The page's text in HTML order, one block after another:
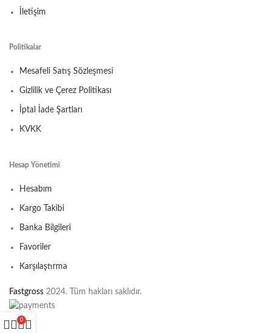
İletişim
Politikalar
Mesafeli Satış Sözleşmesi
Gizlilik ve Çerez Politikası
İptal İade Şartları
KVKK
Hesap Yönetimi
Hesabım
Kargo Takibi
Banka Bilgileri
Favoriler
Karşılaştırma
Fastgross 2024. Tüm hakları saklıdır.
0